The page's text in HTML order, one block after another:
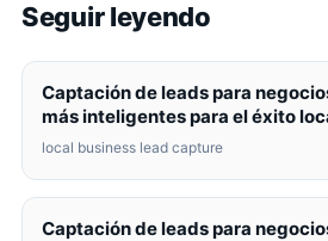
Seguir leyendo
Captación de leads para
más inteligentes para el éxito
local business lead capture
Captación de leads para